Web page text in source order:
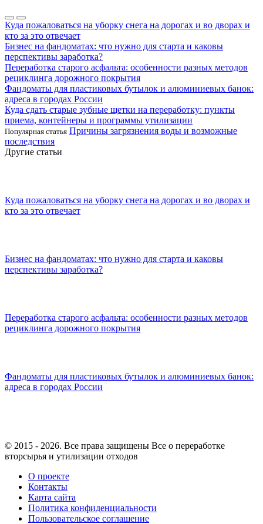
Куда пожаловаться на уборку снега на дорогах и во дворах и
кто за это отвечает
Бизнес на фандоматах: что нужно для старта и каковы
перспективы заработка?
Переработка старого асфальта: особенности разных методов
рециклинга дорожного покрытия
Фандоматы для пластиковых бутылок и алюминиевых банок:
адреса в городах России
Куда сдать старые зубные щетки на переработку: пункты
приема, контейнеры и программы утилизации
Популярная статья Причины загрязнения воды и возможные
последствия
Другие статьи
Куда пожаловаться на уборку снега на дорогах и во дворах и
кто за это отвечает
Бизнес на фандоматах: что нужно для старта и каковы
перспективы заработка?
Переработка старого асфальта: особенности разных методов
рециклинга дорожного покрытия
Фандоматы для пластиковых бутылок и алюминиевых банок:
адреса в городах России
© 2015 - 2026. Все права защищены Все о переработке
вторсырья и утилизации отходов
О проекте
Контакты
Карта сайта
Политика конфиденциальности
Пользовательское соглашение